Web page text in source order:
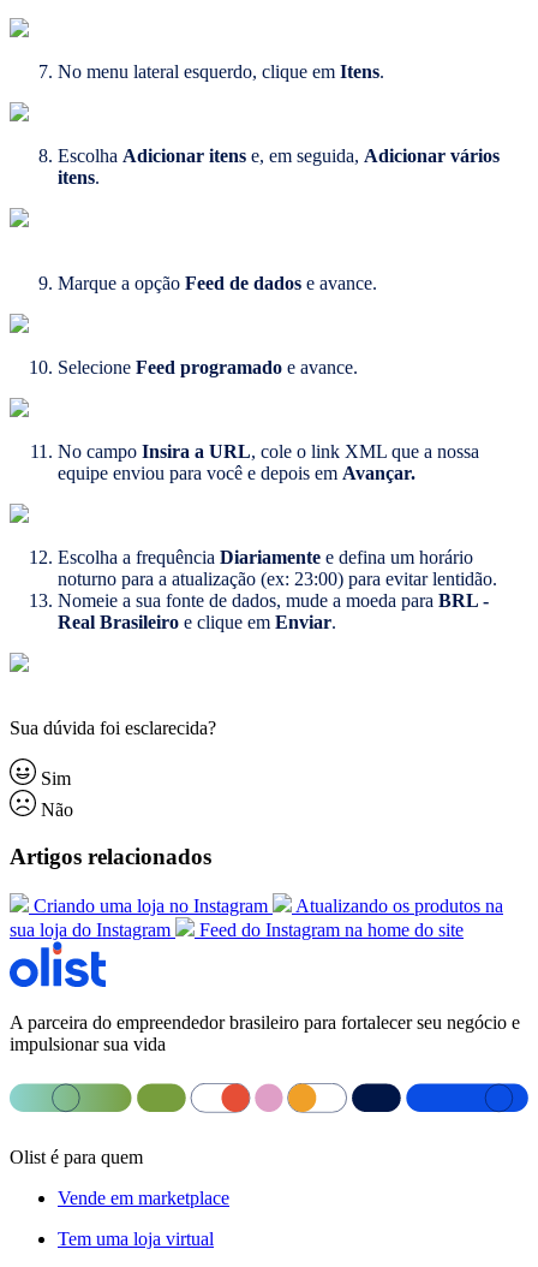
No menu lateral esquerdo, clique em Itens.
Escolha Adicionar itens e, em seguida, Adicionar vários
itens.
Marque a opção Feed de dados e avance.
Selecione Feed programado e avance.
No campo Insira a URL, cole o link XML que a nossa
equipe enviou para você e depois em Avançar.
Escolha a frequência Diariamente e defina um horário
noturno para a atualização (ex: 23:00) para evitar lentidão.
Nomeie a sua fonte de dados, mude a moeda para BRL -
Real Brasileiro e clique em Enviar.
Sua dúvida foi esclarecida?
Sim
Não
Artigos relacionados
Criando uma loja no Instagram
Atualizando os produtos na
sua loja do Instagram
Feed do Instagram na home do site
A parceira do empreendedor brasileiro para fortalecer seu negócio e
impulsionar sua vida
Olist é para quem
Vende em marketplace
Tem uma loja virtual